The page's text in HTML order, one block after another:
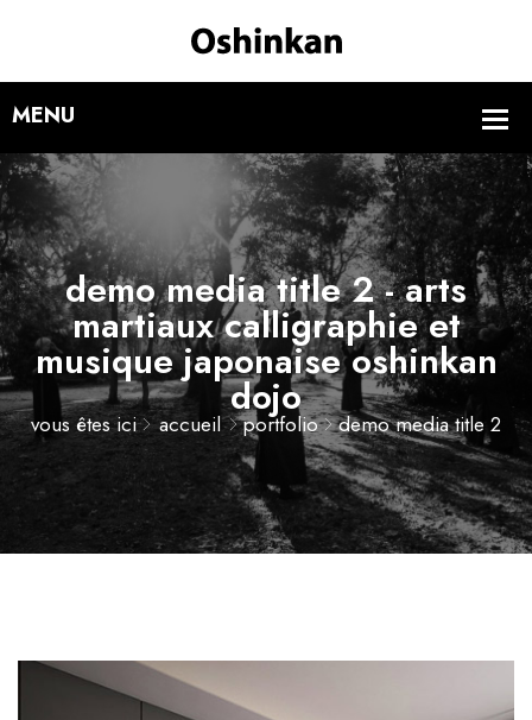
demo media title 2 - arts
martiaux calligraphie et
musique japonaise oshinkan
dojo
vous êtes ici accueil portfolio demo media title 2